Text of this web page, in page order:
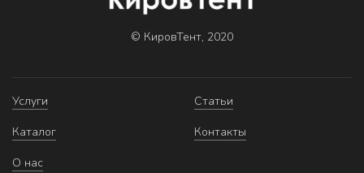
© КировТент, 2020
Услуги
Каталог
О нас
Статьи
Контакты